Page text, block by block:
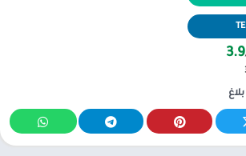
3.9